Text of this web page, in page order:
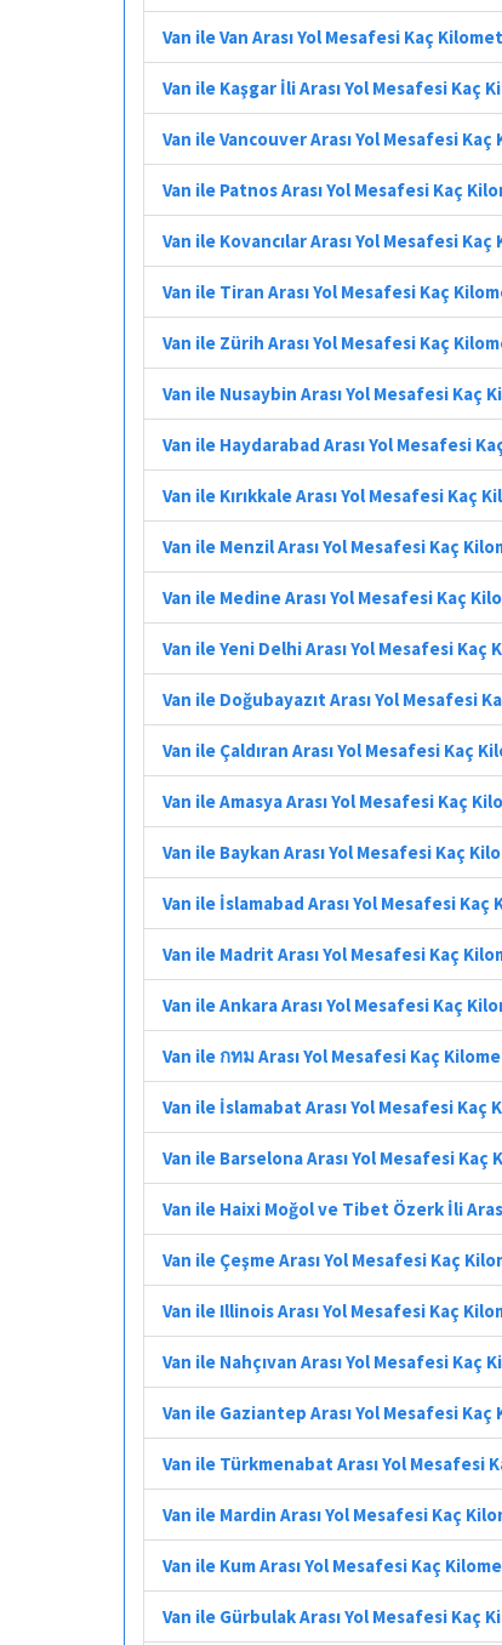
Van ile Van Arası Yol Mesafesi Kaç
Van ile Kaşgar İli Arası Yol Mesafesi Kaç
Van ile Vancouver Arası Yol Mesafesi
Van ile Patnos Arası Yol Mesafesi Kaç
Van ile Kovancılar Arası Yol Mesafesi
Van ile Tiran Arası Yol Mesafesi Kaç
Van ile Zürih Arası Yol Mesafesi Kaç
Van ile Nusaybin Arası Yol Mesafesi Kaç
Van ile Haydarabad Arası Yol Mesafesi
Van ile Kırıkkale Arası Yol Mesafesi Kaç
Van ile Menzil Arası Yol Mesafesi Kaç
Van ile Medine Arası Yol Mesafesi Kaç
Van ile Yeni Delhi Arası Yol Mesafesi Kaç
Van ile Doğubayazıt Arası Yol Mesafesi
Van ile Çaldıran Arası Yol Mesafesi Kaç
Van ile Amasya Arası Yol Mesafesi Kaç
Van ile Baykan Arası Yol Mesafesi Kaç
Van ile İslamabad Arası Yol Mesafesi
Van ile Madrit Arası Yol Mesafesi Kaç
Van ile Ankara Arası Yol Mesafesi Kaç
Van ile กทม Arası Yol Mesafesi Kaç
Van ile İslamabat Arası Yol Mesafesi Kaç
Van ile Barselona Arası Yol Mesafesi Kaç
Van ile Haixi Moğol ve Tibet Özerk İli
Van ile Çeşme Arası Yol Mesafesi Kaç
Van ile Illinois Arası Yol Mesafesi Kaç
Van ile Nahçıvan Arası Yol Mesafesi Kaç
Van ile Gaziantep Arası Yol Mesafesi
Van ile Türkmenabat Arası Yol Mesafesi
Van ile Mardin Arası Yol Mesafesi Kaç
Van ile Kum Arası Yol Mesafesi Kaç
Van ile Gürbulak Arası Yol Mesafesi Kaç